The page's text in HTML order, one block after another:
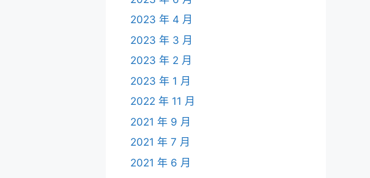
2023 年 4 月
2023 年 3 月
2023 年 2 月
2023 年 1 月
2022 年 11 月
2021 年 9 月
2021 年 7 月
2021 年 6 月